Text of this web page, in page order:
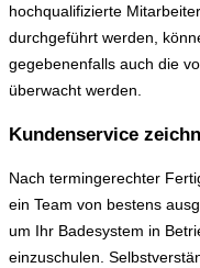
hochqualifizierte
durchgeführt werden,
gegebenenfalls auch die
überwacht werden.
Kundenservice
Nach termingerechter
ein Team von bestens
um Ihr Badesystem in
einzuschulen.